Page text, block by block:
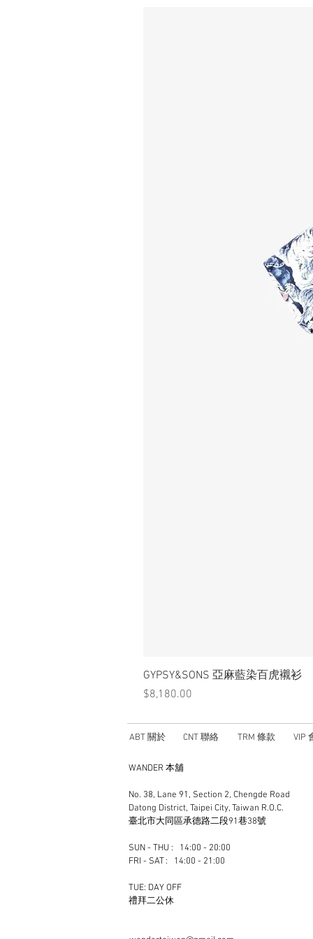
GYPSY&SONS 亞麻藍染百虎襯衫
價格
$8,180.00
ABT 關於 CNT 聯絡 TRM 條款 VIP
WANDER 本舖
No. 38, Lane 91, Section 2, Chengde Road
Datong District, Taipei City, Taiwan R.O.C.
臺北市大同區承德路二段91巷38號
SUN - THU : 14:00 - 20:00
FRI - SAT : 14:00 - 21:00
TUE: DAY OFF
​禮拜二公休